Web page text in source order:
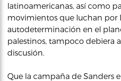
latinoamericanas, así como
movimientos que luchan por
autodeterminación en el
palestinos, tampoco debiera
discusión.
Que la campaña de Sanders